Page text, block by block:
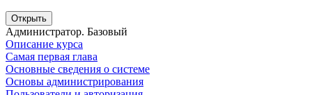
Открыть
Администратор. Базовый
Описание курса
Самая первая глава
Основные сведения о системе
Основы администрирования